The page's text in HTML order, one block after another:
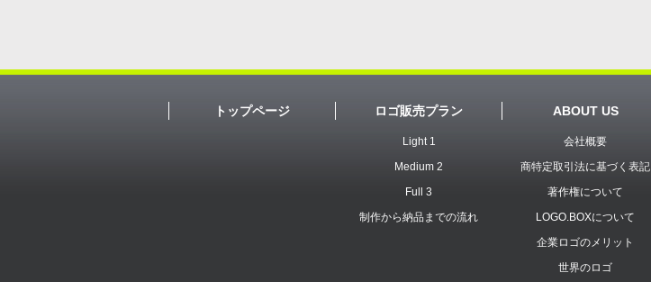
トップページ ロゴ販売プラン
Light 1
Medium 2
Full 3
制作から納品までの流れ
ABOUT US
会社概要
商特定取引法に基づく表記
著作権について
LOGO.BOXについて
企業ロゴのメリット
世界のロゴ